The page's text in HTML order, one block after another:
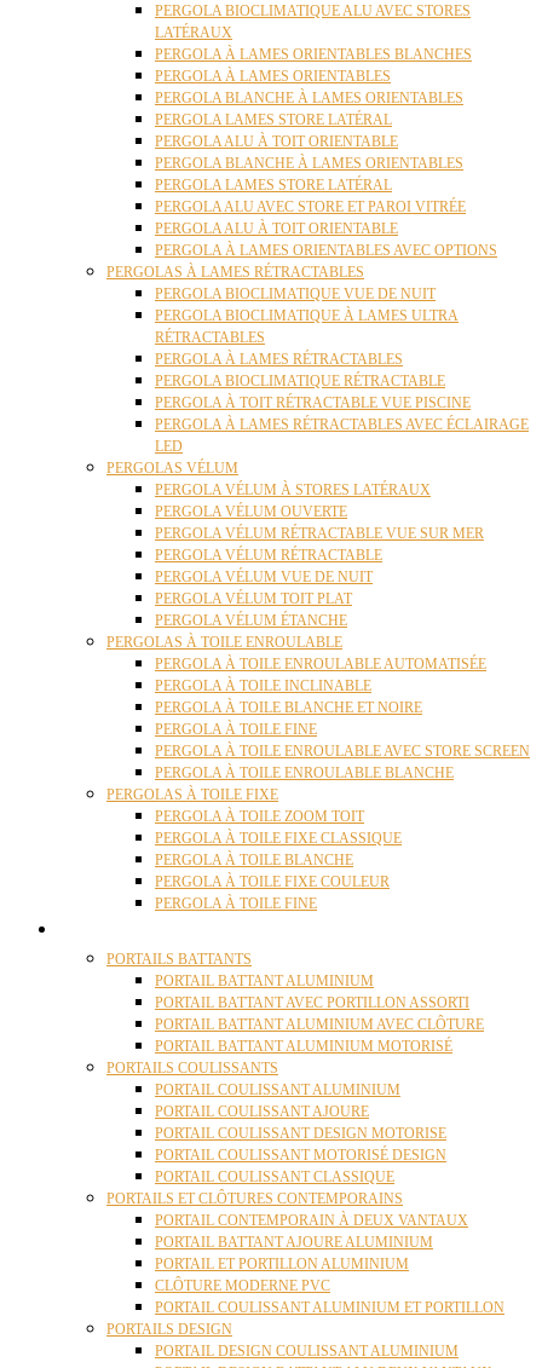
PERGOLA BIOCLIMATIQUE ALU AVEC STORES
LATÉRAUX
PERGOLA À LAMES ORIENTABLES BLANCHES
PERGOLA À LAMES ORIENTABLES
PERGOLA BLANCHE À LAMES ORIENTABLES
PERGOLA LAMES STORE LATÉRAL
PERGOLA ALU À TOIT ORIENTABLE
PERGOLA BLANCHE À LAMES ORIENTABLES
PERGOLA LAMES STORE LATÉRAL
PERGOLA ALU AVEC STORE ET PAROI VITRÉE
PERGOLA ALU À TOIT ORIENTABLE
PERGOLA À LAMES ORIENTABLES AVEC OPTIONS
PERGOLAS À LAMES RÉTRACTABLES
PERGOLA BIOCLIMATIQUE VUE DE NUIT
PERGOLA BIOCLIMATIQUE À LAMES ULTRA
RÉTRACTABLES
PERGOLA À LAMES RÉTRACTABLES
PERGOLA BIOCLIMATIQUE RÉTRACTABLE
PERGOLA À TOIT RÉTRACTABLE VUE PISCINE
PERGOLA À LAMES RÉTRACTABLES AVEC ÉCLAIRAGE
LED
PERGOLAS VÉLUM
PERGOLA VÉLUM À STORES LATÉRAUX
PERGOLA VÉLUM OUVERTE
PERGOLA VÉLUM RÉTRACTABLE VUE SUR MER
PERGOLA VÉLUM RÉTRACTABLE
PERGOLA VÉLUM VUE DE NUIT
PERGOLA VÉLUM TOIT PLAT
PERGOLA VÉLUM ÉTANCHE
PERGOLAS À TOILE ENROULABLE
PERGOLA À TOILE ENROULABLE AUTOMATISÉE
PERGOLA À TOILE INCLINABLE
PERGOLA À TOILE BLANCHE ET NOIRE
PERGOLA À TOILE FINE
PERGOLA À TOILE ENROULABLE AVEC STORE SCREEN
PERGOLA À TOILE ENROULABLE BLANCHE
PERGOLAS À TOILE FIXE
PERGOLA À TOILE ZOOM TOIT
PERGOLA À TOILE FIXE CLASSIQUE
PERGOLA À TOILE BLANCHE
PERGOLA À TOILE FIXE COULEUR
PERGOLA À TOILE FINE
PORTAILS BATTANTS
PORTAIL BATTANT ALUMINIUM
PORTAIL BATTANT AVEC PORTILLON ASSORTI
PORTAIL BATTANT ALUMINIUM AVEC CLÔTURE
PORTAIL BATTANT ALUMINIUM MOTORISÉ
PORTAILS COULISSANTS
PORTAIL COULISSANT ALUMINIUM
PORTAIL COULISSANT AJOURE
PORTAIL COULISSANT DESIGN MOTORISE
PORTAIL COULISSANT MOTORISÉ DESIGN
PORTAIL COULISSANT CLASSIQUE
PORTAILS ET CLÔTURES CONTEMPORAINS
PORTAIL CONTEMPORAIN À DEUX VANTAUX
PORTAIL BATTANT AJOURE ALUMINIUM
PORTAIL ET PORTILLON ALUMINIUM
CLÔTURE MODERNE PVC
PORTAIL COULISSANT ALUMINIUM ET PORTILLON
PORTAILS DESIGN
PORTAIL DESIGN COULISSANT ALUMINIUM